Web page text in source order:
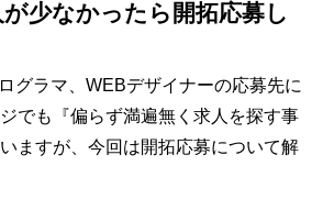
少なかったら開拓応募し
グラマ、WEBデザイナーの応募先に
でも『偏らず満遍無く求人を探す事
ますが、今回は開拓応募について解